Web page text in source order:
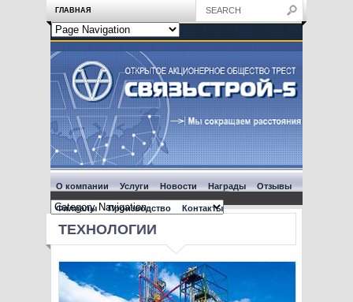
ГЛАВНАЯ
О компании Услуги Новости Награды Отзывы
Филиалы Производство Контакты
ТЕХНОЛОГИИ